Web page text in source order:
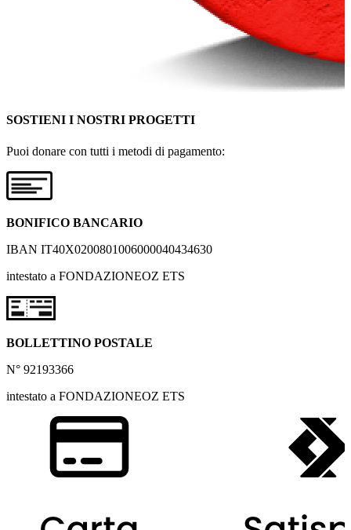
SOSTIENI I NOSTRI PROGETTI
Puoi donare con tutti i metodi di pagamento:
BONIFICO BANCARIO
IBAN IT40X0200801006000040434630
intestato a FONDAZIONEOZ ETS
BOLLETTINO POSTALE
N° 92193366
intestato a FONDAZIONEOZ ETS